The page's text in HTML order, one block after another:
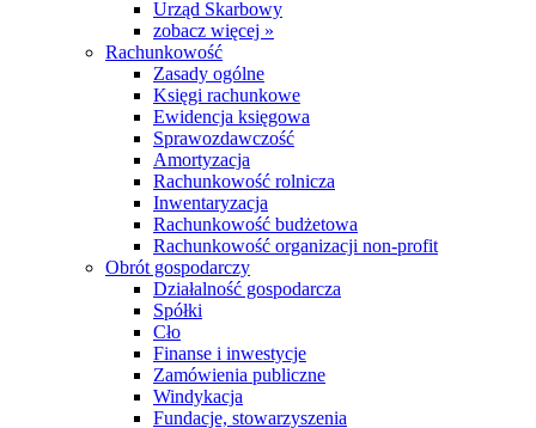
Urząd Skarbowy
zobacz więcej »
Rachunkowość
Zasady ogólne
Księgi rachunkowe
Ewidencja księgowa
Sprawozdawczość
Amortyzacja
Rachunkowość rolnicza
Inwentaryzacja
Rachunkowość budżetowa
Rachunkowość organizacji non-profit
Obrót gospodarczy
Działalność gospodarcza
Spółki
Cło
Finanse i inwestycje
Zamówienia publiczne
Windykacja
Fundacje, stowarzyszenia